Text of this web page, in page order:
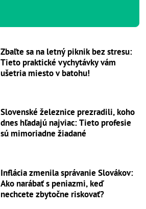
Zbaľte sa na letný piknik bez stresu:
Tieto praktické vychytávky vám
ušetria miesto v batohu!
Slovenské železnice prezradili, koho
dnes hľadajú najviac: Tieto profesie
sú mimoriadne žiadané
Inflácia zmenila správanie Slovákov:
Ako narábať s peniazmi, keď
nechcete zbytočne riskovať?